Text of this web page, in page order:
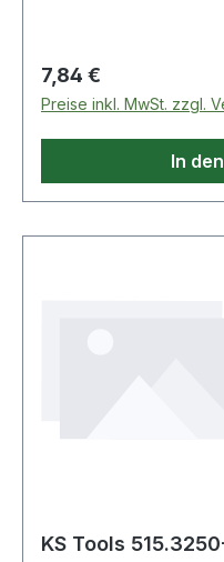
Regulärer Preis:
7,84 €
Preise inkl. MwSt. zzgl.
In
KS Tools